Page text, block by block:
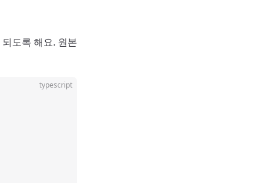
도록 해요. 원본
typescript